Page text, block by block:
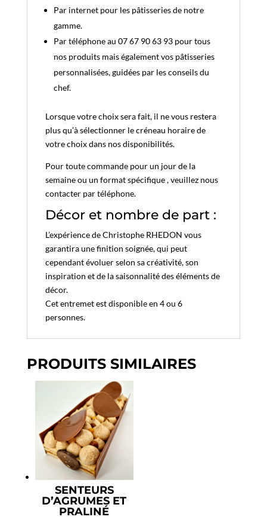
Par internet pour les pâtisseries de notre
gamme.
Par téléphone au 07 67 90 63 93 pour tous
nos produits mais également vos pâtisseries
personnalisées, guidées par les conseils du
chef.
Lorsque votre choix sera fait, il ne vous restera
plus qu’à sélectionner le créneau horaire de
votre choix dans nos disponibilités.
Pour toute commande pour un jour de la
semaine ou un format spécifique , veuillez nous
contacter par téléphone.
Décor et nombre de part :
L’expérience de Christophe RHEDON vous
garantira une finition soignée, qui peut
cependant évoluer selon sa créativité, son
inspiration et de la saisonnalité des éléments de
décor.
Cet entremet est disponible en 4 ou 6
personnes.
PRODUITS SIMILAIRES
SENTEURS
D’AGRUMES ET
PRALINÉ